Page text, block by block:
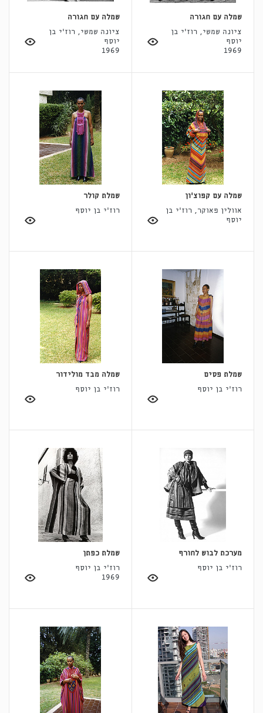
שמלה עם חגורה
ציונה שמשי, רוז'י בן
יוסף
1969
שמלה עם חגורה
ציונה שמשי, רוז'י בן
יוסף
1969
שמלה עם קפוצ'ון
אוולין פאוקר, רוז'י בן
יוסף
שמלת קולר
רוז'י בן יוסף
שמלת פסים
רוז'י בן יוסף
שמלה מבד מולידור
רוז'י בן יוסף
מערכת לבוש לחורף
רוז'י בן יוסף
שמלת כפתן
רוז'י בן יוסף
1969